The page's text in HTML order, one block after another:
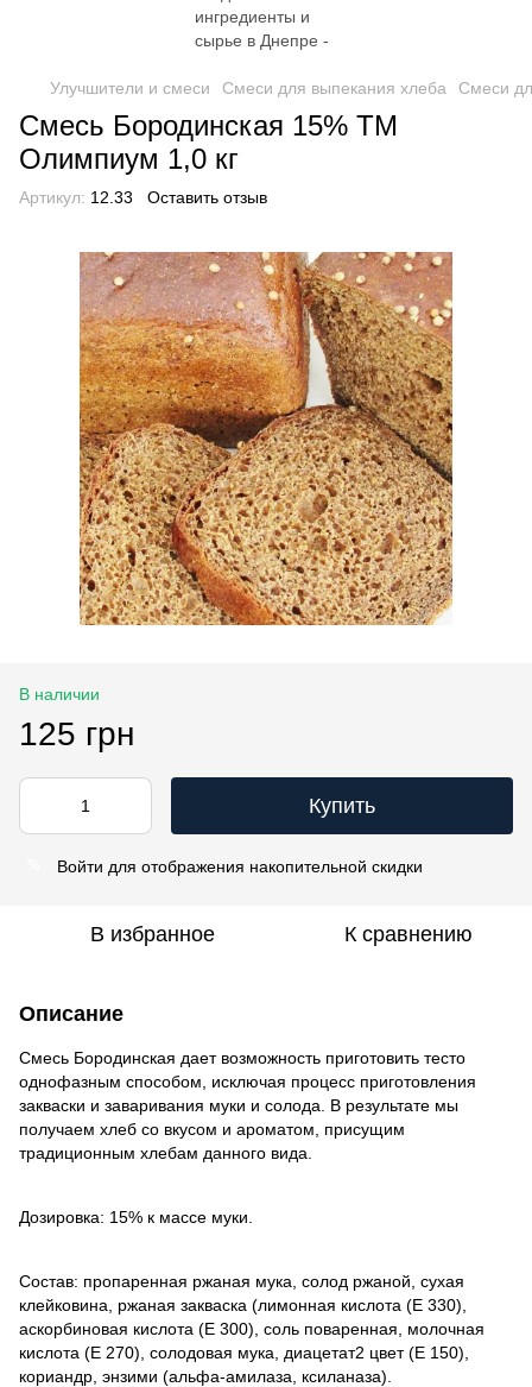
Улучшители и смеси Смеси для выпекания хлеба Смеси
Смесь Бородинская 15% ТМ
Олимпиум 1,0 кг
Артикул: 12.33 Оставить отзыв
В наличии
125 грн
Купить
Войти для отображения накопительной скидки
В избранное К сравнению
Описание
Смесь Бородинская дает возможность приготовить тесто
однофазным способом, исключая процесс приготовления
закваски и заваривания муки и солода. В результате мы
получаем хлеб со вкусом и ароматом, присущим
традиционным хлебам данного вида.
Дозировка: 15% к массе муки.
Состав: пропаренная ржаная мука, солод ржаной, сухая
клейковина, ржаная закваска (лимонная кислота (Е 330),
аскорбиновая кислота (Е 300), соль поваренная, молочная
кислота (Е 270), солодовая мука, диацетат2 цвет (Е 150),
кориандр, энзими (альфа-амилаза, ксиланаза).